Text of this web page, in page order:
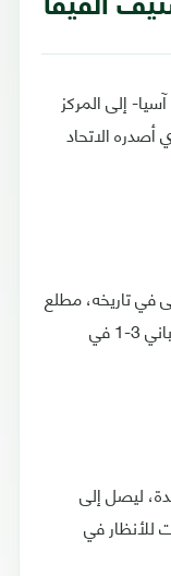
الفيفا
إلى المركز
أصدره الاتحاد
في تاريخه، مطلع
الشهر الجاري عقب فوزه على المنتخب الياباني 3-1 في
دفعة واحدة، ليصل إلى
اللافت للأنظار في